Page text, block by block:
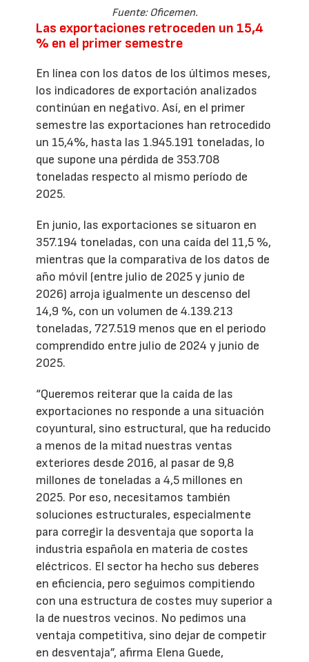
Fuente: Oficemen.
Las exportaciones retroceden un 15,4
% en el primer semestre
En línea con los datos de los últimos meses,
los indicadores de exportación analizados
continúan en negativo. Así, en el primer
semestre las exportaciones han retrocedido
un 15,4%, hasta las 1.945.191 toneladas, lo
que supone una pérdida de 353.708
toneladas respecto al mismo período de
2025.
En junio, las exportaciones se situaron en
357.194 toneladas, con una caída del 11,5 %,
mientras que la comparativa de los datos de
año móvil (entre julio de 2025 y junio de
2026) arroja igualmente un descenso del
14,9 %, con un volumen de 4.139.213
toneladas, 727.519 menos que en el periodo
comprendido entre julio de 2024 y junio de
2025.
“Queremos reiterar que la caída de las
exportaciones no responde a una situación
coyuntural, sino estructural, que ha reducido
a menos de la mitad nuestras ventas
exteriores desde 2016, al pasar de 9,8
millones de toneladas a 4,5 millones en
2025. Por eso, necesitamos también
soluciones estructurales, especialmente
para corregir la desventaja que soporta la
industria española en materia de costes
eléctricos. El sector ha hecho sus deberes
en eficiencia, pero seguimos compitiendo
con una estructura de costes muy superior a
la de nuestros vecinos. No pedimos una
ventaja competitiva, sino dejar de competir
en desventaja”, afirma Elena Guede,